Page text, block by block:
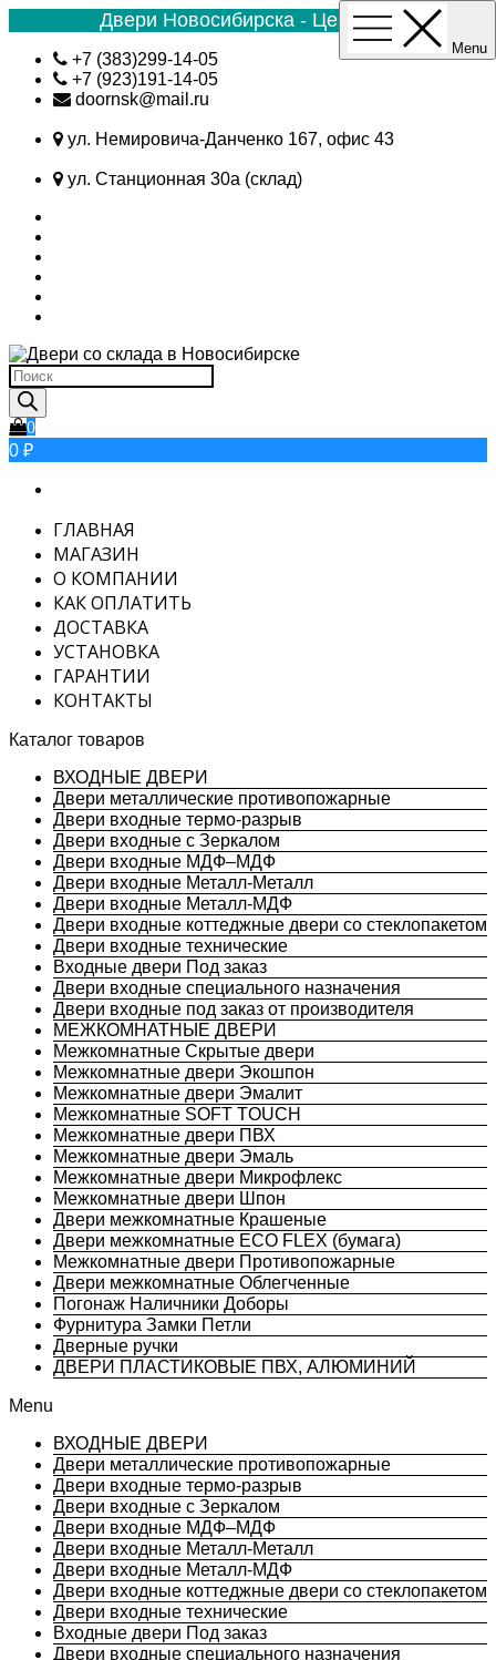
Двери Новосибирска - Цена №1
Skip
content
+7 (383)299-14-05
+7 (923)191-14-05
doornsk@mail.ru
ул. Немировича-Данченко 167, офис 43
ул. Станционная 30а (склад)
Поиск
товаров
0
0 ₽
Menu
ГЛАВНАЯ
МАГАЗИН
О КОМПАНИИ
КАК ОПЛАТИТЬ
ДОСТАВКА
УСТАНОВКА
ГАРАНТИИ
КОНТАКТЫ
Каталог товаров
ВХОДНЫЕ ДВЕРИ
Двери металлические противопожарные
Двери входные термо-разрыв
Двери входные с Зеркалом
Двери входные МДФ–МДФ
Двери входные Металл-Металл
Двери входные Металл-МДФ
Двери входные коттеджные двери со стеклопакетом
Двери входные технические
Входные двери Под заказ
Двери входные специального назначения
Двери входные под заказ от производителя
МЕЖКОМНАТНЫЕ ДВЕРИ
Межкомнатные Скрытые двери
Межкомнатные двери Экошпон
Межкомнатные двери Эмалит
Межкомнатные SOFT TOUCH
Межкомнатные двери ПВХ
Межкомнатные двери Эмаль
Межкомнатные двери Микрофлекс
Межкомнатные двери Шпон
Двери межкомнатные Крашеные
Двери межкомнатные ECO FLEX (бумага)
Межкомнатные двери Противопожарные
Двери межкомнатные Облегченные
Погонаж Наличники Доборы
Фурнитура Замки Петли
Дверные ручки
ДВЕРИ ПЛАСТИКОВЫЕ ПВХ, АЛЮМИНИЙ
Menu
ВХОДНЫЕ ДВЕРИ
Двери металлические противопожарные
Двери входные термо-разрыв
Двери входные с Зеркалом
Двери входные МДФ–МДФ
Двери входные Металл-Металл
Двери входные Металл-МДФ
Двери входные коттеджные двери со стеклопакетом
Двери входные технические
Входные двери Под заказ
Двери входные специального назначения